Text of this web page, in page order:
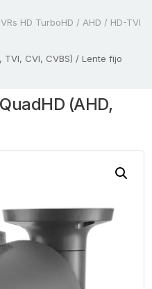
HD TurboHD / AHD / HD-TVI
TVI, CVI, CVBS) / Lente fijo
(AHD,